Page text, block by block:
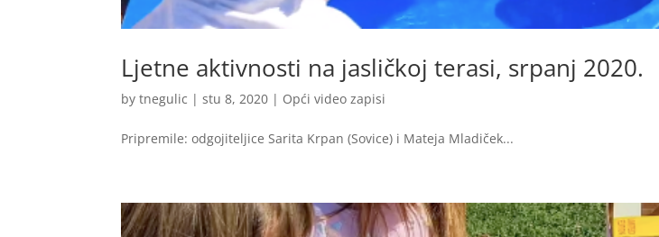
Ljetne aktivnosti na jasličkoj terasi, srpanj 2020.
bytnegulic |stu 8, 2020 | Opći video zapisi
Pripremile: odgojiteljice Sarita Krpan (Sovice) i Mateja Mladiček...